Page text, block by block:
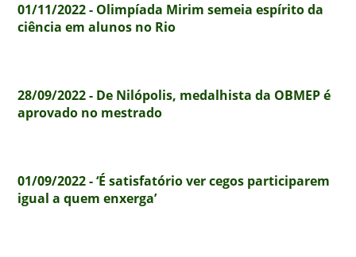
01/11/2022 - Olimpíada Mirim semeia espírito da
ciência em alunos no Rio
28/09/2022 - De Nilópolis, medalhista da OBMEP é
aprovado no mestrado
01/09/2022 - ‘É satisfatório ver cegos participarem
igual a quem enxerga’